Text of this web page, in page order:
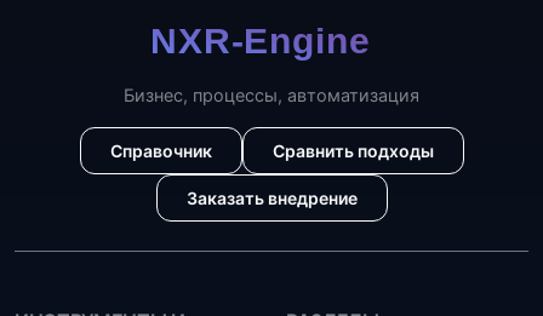
Бизнес, процессы, автоматизация
Справочник Сравнить подходы
Заказать внедрение